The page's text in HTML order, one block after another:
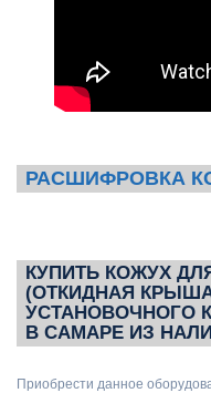
РАСШИФРОВКА
КУПИТЬ КОЖУХ
(ОТКИДНАЯ
УСТАНОВОЧНОГО
В САМАРЕ ИЗ
Приобрести данное